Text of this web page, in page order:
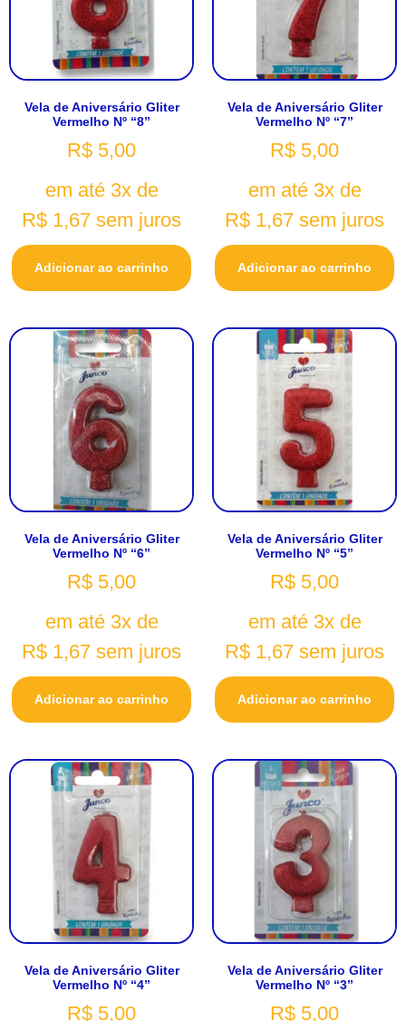
Vela de Aniversário Gliter
Vermelho Nº “8”
R$ 5,00
em até 3x de
R$ 1,67 sem juros
Adicionar ao carrinho
Vela de Aniversário Gliter
Vermelho Nº “7”
R$ 5,00
em até 3x de
R$ 1,67 sem juros
Adicionar ao carrinho
Vela de Aniversário Gliter
Vermelho Nº “6”
R$ 5,00
em até 3x de
R$ 1,67 sem juros
Adicionar ao carrinho
Vela de Aniversário Gliter
Vermelho Nº “5”
R$ 5,00
em até 3x de
R$ 1,67 sem juros
Adicionar ao carrinho
Vela de Aniversário Gliter
Vermelho Nº “4”
R$ 5,00
Vela de Aniversário Gliter
Vermelho Nº “3”
R$ 5,00